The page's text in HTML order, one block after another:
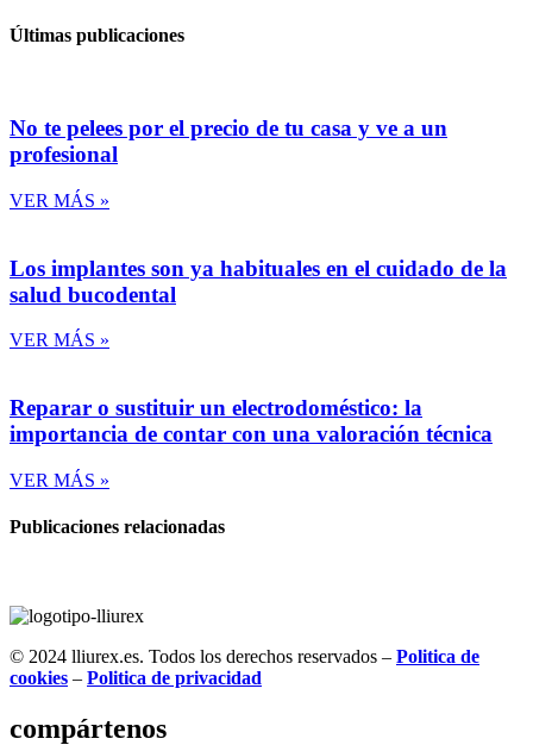
Últimas publicaciones
No te pelees por el precio de tu casa y ve a un
profesional
VER MÁS »
Los implantes son ya habituales en el cuidado de la
salud bucodental
VER MÁS »
Reparar o sustituir un electrodoméstico: la
importancia de contar con una valoración técnica
VER MÁS »
Publicaciones relacionadas
© 2024 lliurex.es. Todos los derechos reservados – Politica de
cookies – Politica de privacidad
compártenos